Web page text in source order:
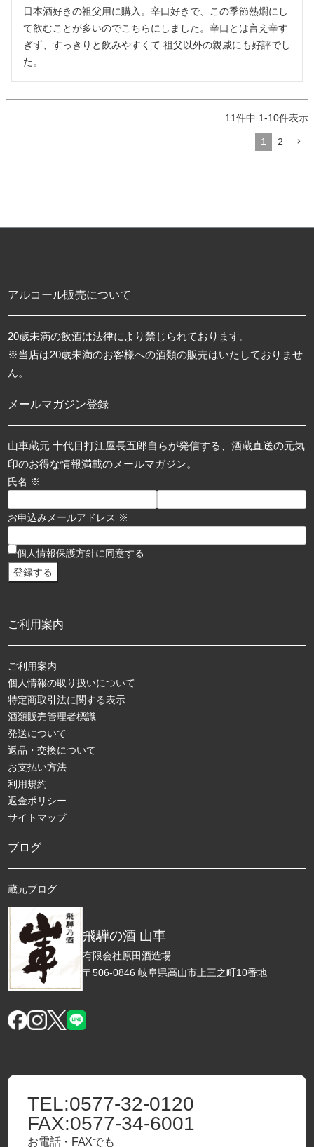
日本酒好きの祖父用に購入。辛口好きで、この季節熱燗にし
て飲むことが多いのでこちらにしました。辛口とは言え辛す
ぎず、すっきりと飲みやすくて 祖父以外の親戚にも好評でし
た。
11件中 1-10件表示
1 2
飛騨の酒 山車
有限会社原田酒造場
〒506-0846 岐阜県高山市上三之町10番地
アルコール販売について
20歳未満の飲酒は法律により禁じられております。
※当店は20歳未満のお客様への酒類の販売はいたしておりませ
ん。
メールマガジン登録
山車蔵元 十代目打江屋長五郎自らが発信する、酒蔵直送の元気
印のお得な情報満載のメールマガジン。
氏名 ※
お申込みメールアドレス ※
個人情報保護方針に同意する
ご利用案内
ご利用案内
個人情報の取り扱いについて
特定商取引法に関する表示
酒類販売管理者標識
発送について
返品・交換について
お支払い方法
利用規約
返金ポリシー
サイトマップ
ブログ
蔵元ブログ
TEL:0577-32-0120
FAX:0577-34-6001
お電話・FAXでも